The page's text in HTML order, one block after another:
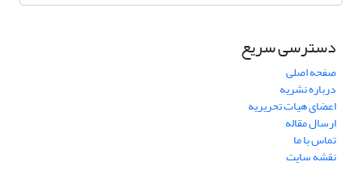
دسترسی سریع
صفحه اصلی
درباره نشریه
اعضای هیات تحریریه
ارسال مقاله
تماس با ما
نقشه سایت